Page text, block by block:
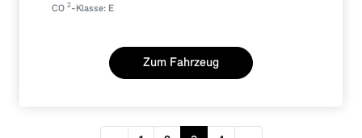
CO 2-Klasse: E
Zum Fahrzeug